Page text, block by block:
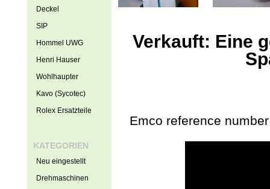
Verkauft: Eine
Emco reference
Deckel
SIP
Hommel UWG
Henri Hauser
Wohlhaupter
Kavo (Sycotec)
Rolex Ersatzteile
KATEGORIEN
Neu eingestellt
Drehmaschinen